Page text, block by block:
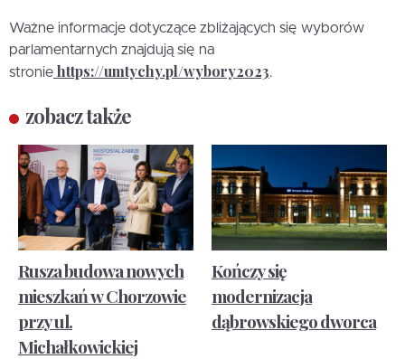
Ważne informacje dotyczące zbliżających się wyborów
parlamentarnych znajdują się na
stronie https://umtychy.pl/wybory2023.
zobacz także
Rusza budowa nowych
mieszkań w Chorzowie
przy ul.
Michałkowickiej
Kończy się
modernizacja
dąbrowskiego dworca